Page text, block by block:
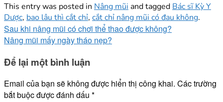
This entry was posted in Nâng mũi and tagged Bác sĩ Kỳ Y
Dược, bao lâu thì cắt chỉ, cắt chỉ nâng mũi có đau không.
Sau khi nâng mũi có chơi thể thao được không?
Nâng mũi mấy ngày tháo nẹp?
Để lại một bình luận
Email của bạn sẽ không được hiển thị công khai. Các trường
bắt buộc được đánh dấu *